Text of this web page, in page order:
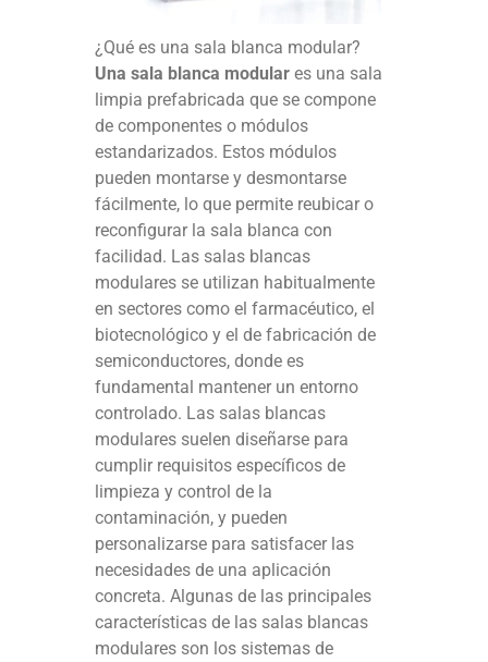
¿Qué es una sala blanca modular?
Una sala blanca modular es una sala
limpia prefabricada que se compone
de componentes o módulos
estandarizados. Estos módulos
pueden montarse y desmontarse
fácilmente, lo que permite reubicar o
reconfigurar la sala blanca con
facilidad. Las salas blancas
modulares se utilizan habitualmente
en sectores como el farmacéutico, el
biotecnológico y el de fabricación de
semiconductores, donde es
fundamental mantener un entorno
controlado. Las salas blancas
modulares suelen diseñarse para
cumplir requisitos específicos de
limpieza y control de la
contaminación, y pueden
personalizarse para satisfacer las
necesidades de una aplicación
concreta. Algunas de las principales
características de las salas blancas
modulares son los sistemas de